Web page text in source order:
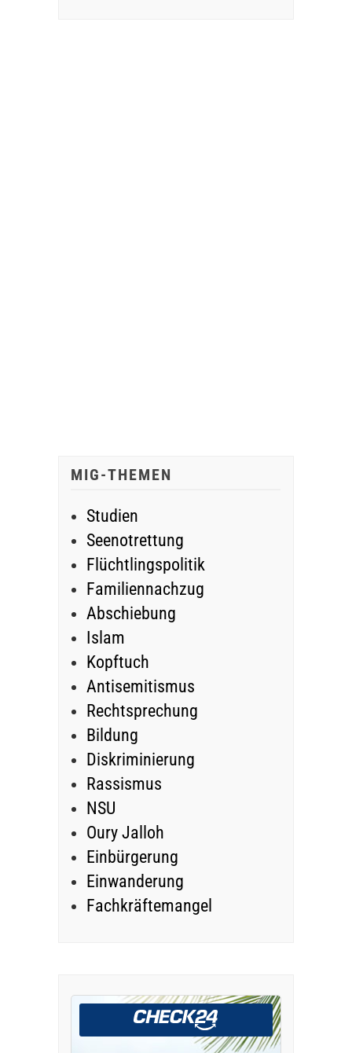
MIG-THEMEN
Studien
Seenotrettung
Flüchtlingspolitik
Familiennachzug
Abschiebung
Islam
Kopftuch
Antisemitismus
Rechtsprechung
Bildung
Diskriminierung
Rassismus
NSU
Oury Jalloh
Einbürgerung
Einwanderung
Fachkräftemangel